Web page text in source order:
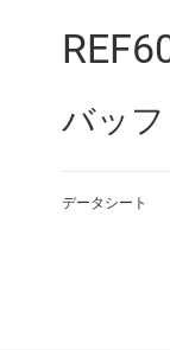
バッ
データシート